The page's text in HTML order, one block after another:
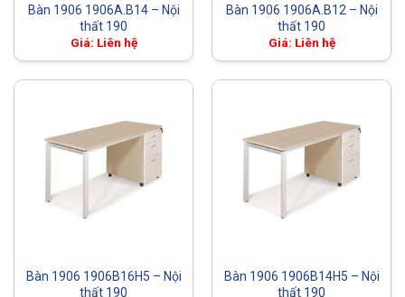
Bàn 1906 1906A.B14 – Nội
thất 190
Giá: Liên hệ
Bàn 1906 1906A.B12 – Nội
thất 190
Giá: Liên hệ
Bàn 1906 1906B16H5 – Nội
thất 190
Bàn 1906 1906B14H5 – Nội
thất 190